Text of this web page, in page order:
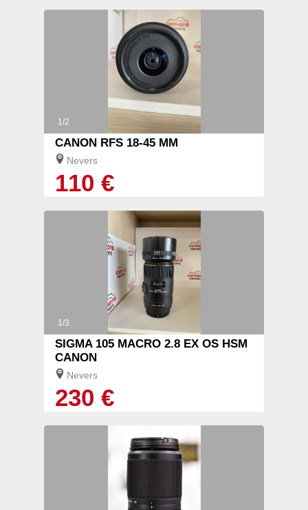
1/2
CANON RFS 18-45 MM
Nevers
110 €
1/3
SIGMA 105 MACRO 2.8 EX OS HSM
CANON
Nevers
230 €